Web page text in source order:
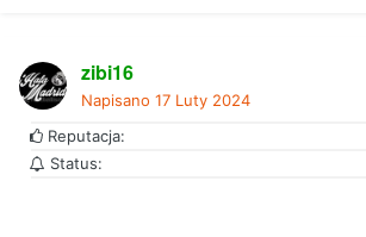
zibi16
Napisano 17 Luty 2024
Reputacja:
Status: